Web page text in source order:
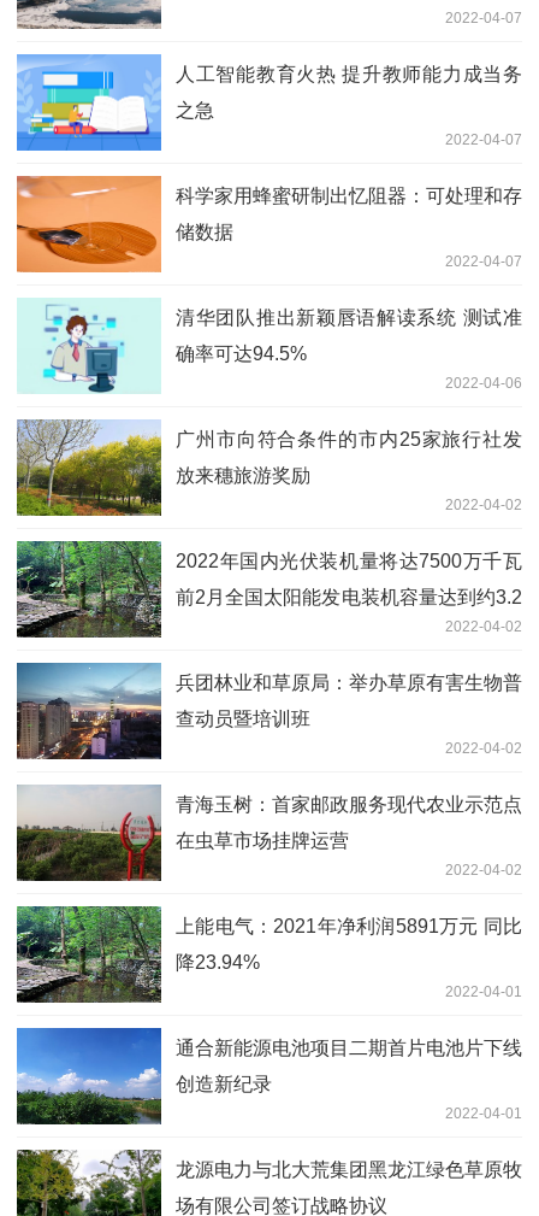
2022-04-07
人工智能教育火热 提升教师能力成当务
之急
2022-04-07
科学家用蜂蜜研制出忆阻器：可处理和存
储数据
2022-04-07
清华团队推出新颖唇语解读系统 测试准
确率可达94.5%
2022-04-06
广州市向符合条件的市内25家旅行社发
放来穗旅游奖励
2022-04-02
2022年国内光伏装机量将达7500万千瓦
前2月全国太阳能发电装机容量达到约3.2
2022-04-02
兵团林业和草原局：举办草原有害生物普
查动员暨培训班
2022-04-02
青海玉树：首家邮政服务现代农业示范点
在虫草市场挂牌运营
2022-04-02
上能电气：2021年净利润5891万元 同比
降23.94%
2022-04-01
通合新能源电池项目二期首片电池片下线
创造新纪录
2022-04-01
龙源电力与北大荒集团黑龙江绿色草原牧
场有限公司签订战略协议